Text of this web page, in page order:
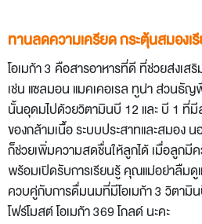
ทานลดความเครียด กระตุ้นสมองเ
โอเมก้า 3 คือสารอาหารที่ดี ที่ช่วยส่งเ
เช่น แซลมอน แมคเคอเรล ทูน่า ส่วนธัญ
นั้นอุดมไปด้วยวิตามินบี 12 และ บี 1 ที่มี
ของกล้ามเนื้อ ระบบประสาทและสมอง
ก็ช่วยเพิ่มความสดชื่นให้ลูกได้ เมื่อลูกมี
พร้อมเปิดรับการเรียนรู้ คุณแม่อย่าลืมดู
ควบคู่กับการดื่มนมที่มีโอเมก้า 3 วิตามิ
โฟร์โมสต์ โอเมก้า 369 โกลด์ นะคะ